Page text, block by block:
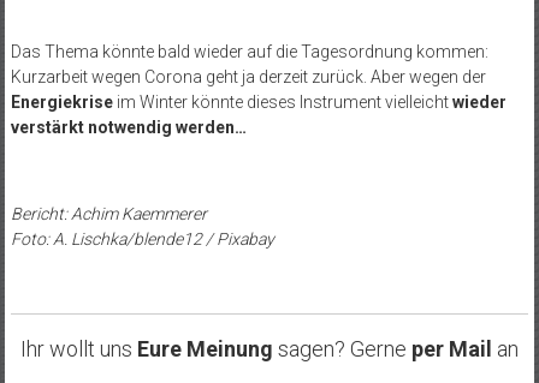
Das Thema könnte bald wieder auf die Tagesordnung kommen:
Kurzarbeit wegen Corona geht ja derzeit zurück. Aber wegen der
Energiekriseim Winter könnte dieses Instrument vielleichtwieder
verstärkt notwendig werden…
Bericht: Achim Kaemmerer
Foto: A. Lischka/blende12 / Pixabay
Ihr wollt uns Eure Meinung sagen? Gerne per Mail an